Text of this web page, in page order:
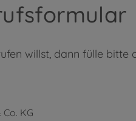
willst, dann fülle bitte
KG